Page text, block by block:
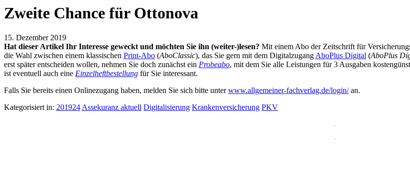
Zweite Chance für Ottonova
15. Dezember 2019
Hat dieser Artikel Ihr Interesse geweckt und möchten Sie ihn (weiter-)lesen? Mit einem Abo der Zeitschrift für
die Wahl zwischen einem klassischen Print-Abo (AboClassic), das Sie gern mit dem Digitalzugang AboPlus Digital (AboPlus
erst später entscheiden wollen, nehmen Sie doch zunächst ein Probeabo, mit dem Sie alle Leistungen für 3 Ausgaben
ist eventuell auch eine Einzelheftbestellung für Sie interessant.
Falls Sie bereits einen Onlinezugang haben, melden Sie sich bitte unterwww.allgemeiner-fachverlag.de/login/an.
Kategorisiert in: 201924 Assekuranz aktuell Digitalisierung Krankenversicherung PKV